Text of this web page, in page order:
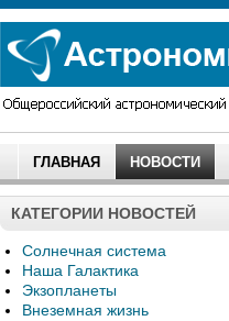
ГЛАВНАЯ НОВОСТИ
КАТЕГОРИИ НОВОСТЕЙ
Солнечная система
Наша Галактика
Экзопланеты
Внеземная жизнь